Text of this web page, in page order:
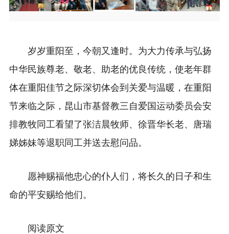
7
of
岁岁重阳至，今朝又逢时。为大力传承与弘扬
中华民族尊老、敬老、助老的优良传统，使老年群
体在重阳佳节之际深切体会到关爱与温暖，在重阳
节来临之际，昆山市基督教三自爱国运动委员会安
排教牧同工看望了张洁晨牧师、徐晋华长老、唐瑞
娣姊妹等退职同工并送去慰问品。
愿神赐福他忠心的仆人们，将长久的日子和生
命的平安赐给他们。
阅读原文